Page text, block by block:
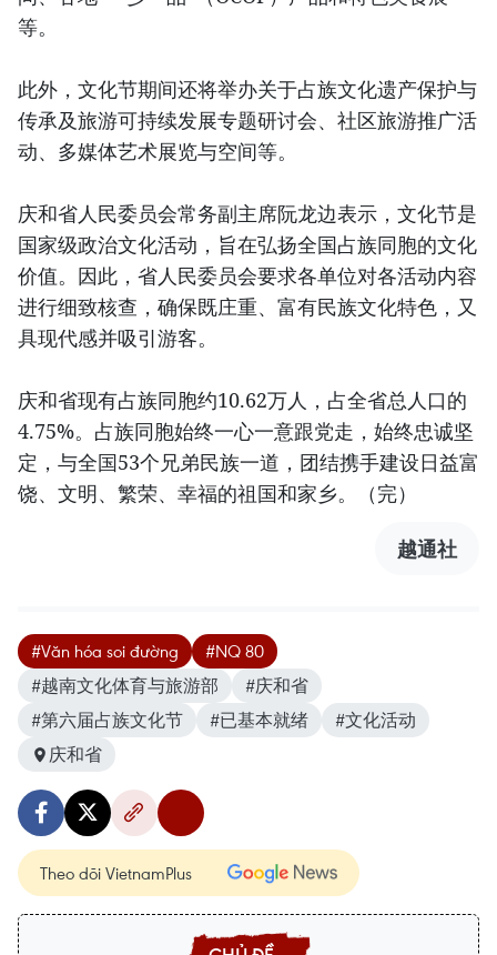
等。
此外，文化节期间还将举办关于占族文化遗产保护与
传承及旅游可持续发展专题研讨会、社区旅游推广活
动、多媒体艺术展览与空间等。
庆和省人民委员会常务副主席阮龙边表示，文化节是
国家级政治文化活动，旨在弘扬全国占族同胞的文化
价值。因此，省人民委员会要求各单位对各活动内容
进行细致核查，确保既庄重、富有民族文化特色，又
具现代感并吸引游客。
庆和省现有占族同胞约10.62万人，占全省总人口的
4.75%。占族同胞始终一心一意跟党走，始终忠诚坚
定，与全国53个兄弟民族一道，团结携手建设日益富
饶、文明、繁荣、幸福的祖国和家乡。（完）
越通社
#Văn hóa soi đường
#NQ 80
#越南文化体育与旅游部
#庆和省
#第六届占族文化节
#已基本就绪
#文化活动
庆和省
Theo dõi VietnamPlus